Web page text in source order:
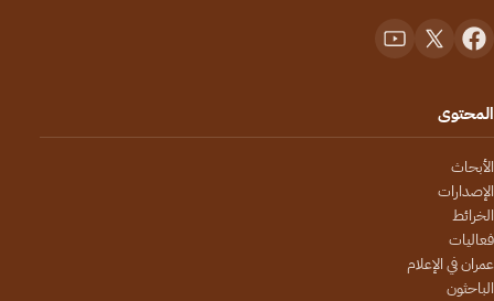
المحتوى
الأبحاث
الإصدارات
الخرائط
فعاليات
عمران في الإعلام
الباحثون